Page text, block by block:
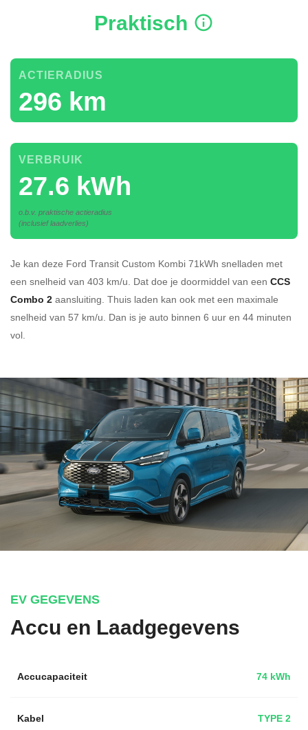
Praktisch
296 km
ACTIERADIUS
27.6 kWh
VERBRUIK
o.b.v. praktische actieradius
(inclusief laadverlies)
Je kan deze Ford Transit Custom Kombi 71kWh snelladen met
een snelheid van 403 km/u. Dat doe je doormiddel van een CCS
Combo 2 aansluiting. Thuis laden kan ook met een maximale
snelheid van 57 km/u. Dan is je auto binnen 6 uur en 44 minuten
vol.
EV GEGEVENS
Accu en Laadgegevens
Accucapaciteit 74 kWh
Kabel TYPE 2